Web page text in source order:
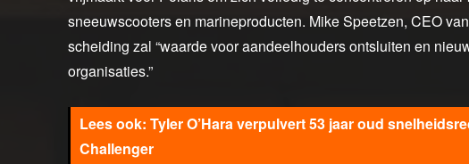
sneeuwscooters en marineproducten. Mike Speetzen, CEO
scheiding zal “waarde voor aandeelhouders ontsluiten en
organisaties.”
Tyler O’Hara verpulvert 53 jaar oud
Challenger